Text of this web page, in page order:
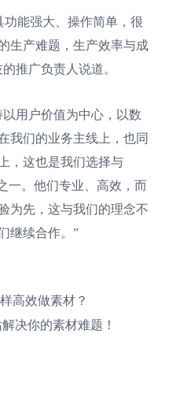
功能强大、操作简单，很
生产难题，生产效率与成
推广负责人说道。
用户价值为中心，以数
我们的业务主线上，也同
，这也是我们选择与
一。他们专业、高效，而
为先，这与我们的理念不
继续合作。”
高效做素材？
决你的素材难题！